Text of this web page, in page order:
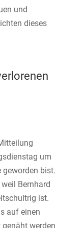
und
dieses
um
geworden bist.
Bernhard
ist.
auf einen
werden